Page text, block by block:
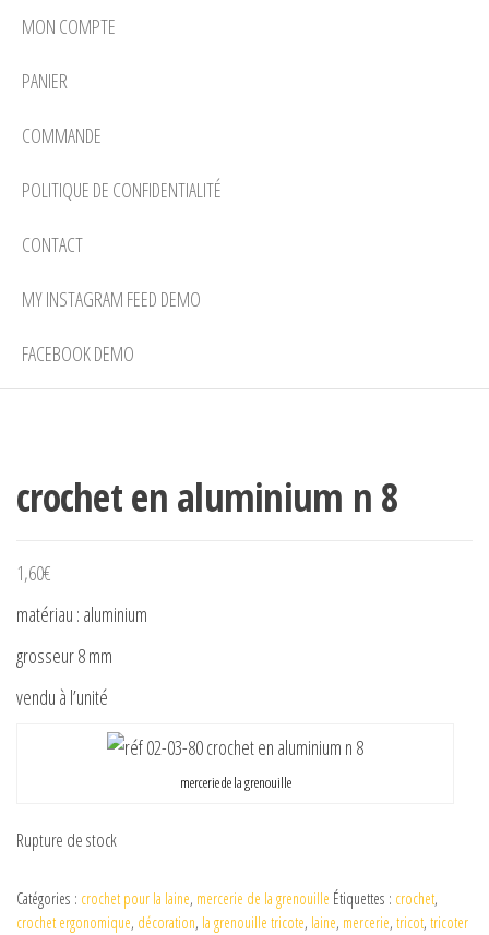
MON COMPTE
PANIER
COMMANDE
POLITIQUE DE CONFIDENTIALITÉ
CONTACT
MY INSTAGRAM FEED DEMO
FACEBOOK DEMO
crochet en aluminium n 8
1,60€
matériau : aluminium
grosseur 8 mm
vendu à l’unité
mercerie de la grenouille
Rupture de stock
Catégories : crochet pour la laine, mercerie de la grenouille Étiquettes : crochet,
crochet ergonomique, décoration, la grenouille tricote, laine, mercerie, tricot, tricoter